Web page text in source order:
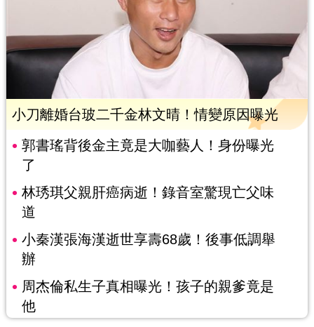
小刀離婚台玻二千金林文晴！情變原因曝光
郭書瑤背後金主竟是大咖藝人！身份曝光
了
林琇琪父親肝癌病逝！錄音室驚現亡父味
道
小秦漢張海漢逝世享壽68歲！後事低調舉
辦
周杰倫私生子真相曝光！孩子的親爹竟是
他